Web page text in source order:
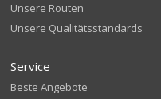
Unsere Routen
Unsere Qualitätsstandards
Service
Beste Angebote